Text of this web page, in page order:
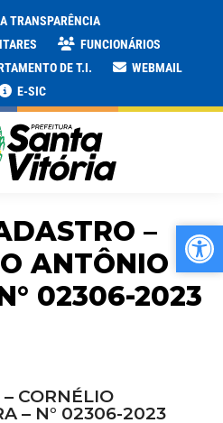
TRANSPARÊNCIA
FUNCIONÁRIOS
DE T.I.
WEBMAIL
E-SIC
–
ANTÔNIO
02306-2023
CORNÉLIO
– N° 02306-2023